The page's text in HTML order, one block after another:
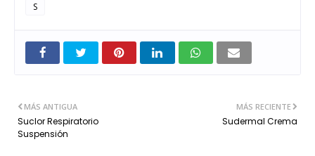
S
MÁS RECIENTE
Sudermal Crema
MÁS ANTIGUA
Suclor Respiratorio
Suspensión